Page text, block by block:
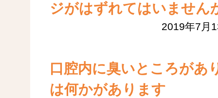
ジがはずれてはいません
2019年7月
口腔内に臭いところがあ
は何かがあります